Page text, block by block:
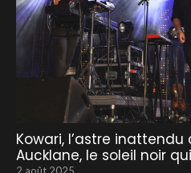
Kowari, l’astre
Aucklane, le soleil noir